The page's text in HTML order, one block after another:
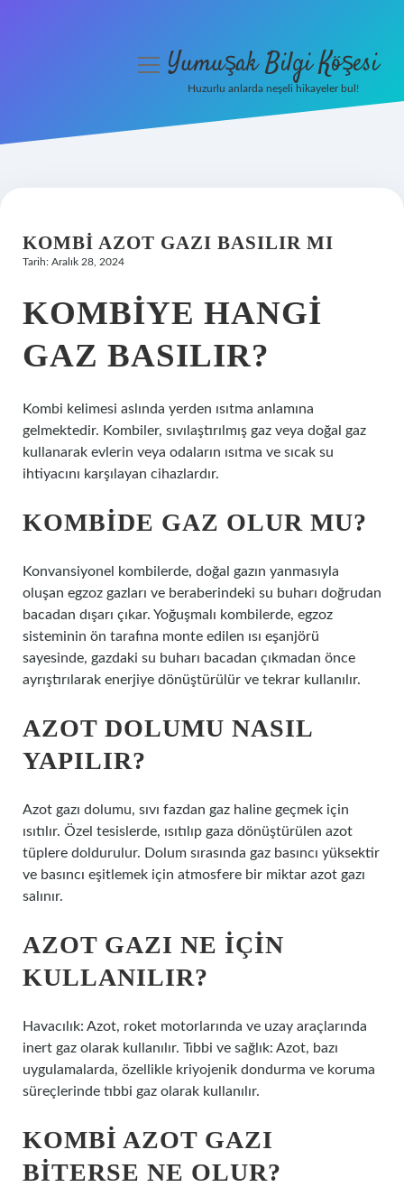
Hakkımızda
menüyüYumuşak Bilgi Köşesi
Huzurlu anlarda neşeli hikayeler bul!
KOMBI AZOT GAZI BASILIR MI
Tarih: Aralık 28, 2024
KOMBIYE HANGI
GAZ BASILIR?
Kombi kelimesi aslında yerden ısıtma anlamına
gelmektedir. Kombiler, sıvılaştırılmış gaz veya doğal gaz
kullanarak evlerin veya odaların ısıtma ve sıcak su
ihtiyacını karşılayan cihazlardır.
KOMBIDE GAZ OLUR MU?
Konvansiyonel kombilerde, doğal gazın yanmasıyla
oluşan egzoz gazları ve beraberindeki su buharı doğrudan
bacadan dışarı çıkar. Yoğuşmalı kombilerde, egzoz
sisteminin ön tarafına monte edilen ısı eşanjörü
sayesinde, gazdaki su buharı bacadan çıkmadan önce
ayrıştırılarak enerjiye dönüştürülür ve tekrar kullanılır.
AZOT DOLUMU NASIL
YAPILIR?
Azot gazı dolumu, sıvı fazdan gaz haline geçmek için
ısıtılır. Özel tesislerde, ısıtılıp gaza dönüştürülen azot
tüplere doldurulur. Dolum sırasında gaz basıncı yüksektir
ve basıncı eşitlemek için atmosfere bir miktar azot gazı
salınır.
AZOT GAZI NE IÇIN
KULLANILIR?
Havacılık: Azot, roket motorlarında ve uzay araçlarında
inert gaz olarak kullanılır. Tıbbi ve sağlık: Azot, bazı
uygulamalarda, özellikle kriyojenik dondurma ve koruma
süreçlerinde tıbbi gaz olarak kullanılır.
KOMBI AZOT GAZI
BITERSE NE OLUR?